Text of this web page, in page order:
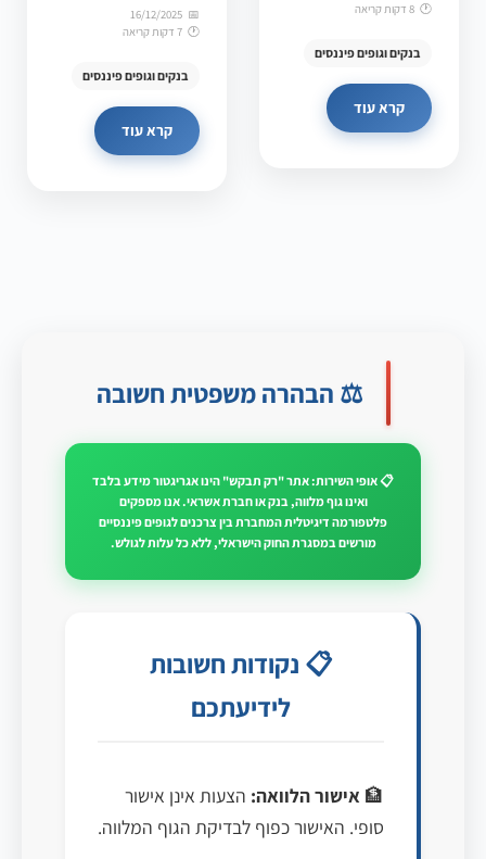
8 דקות קריאה
בנקים וגופים פיננסים
קרא עוד
16/12/2025
7 דקות קריאה
בנקים וגופים פיננסים
קרא עוד
⚖️ הבהרה משפטית חשובה
📋 אופי השירות: אתר "רק תבקש" הינו אגריגטור מידע בלבד
ואינו גוף מלווה, בנק או חברת אשראי. אנו מספקים
פלטפורמה דיגיטלית המחברת בין צרכנים לגופים פיננסיים
מורשים במסגרת החוק הישראלי, ללא כל עלות לגולש.
📋 נקודות חשובות
לידיעתכם
🏦 אישור הלוואה: הצעות אינן אישור
סופי. האישור כפוף לבדיקת הגוף המלווה.